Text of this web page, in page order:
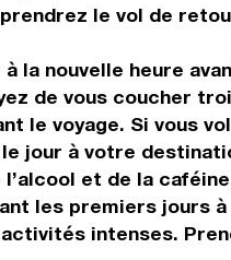
le vol de
à la nouvelle heure
de vous coucher
le voyage. Si vous
jour à votre
et de la
les premiers jours à
intenses.